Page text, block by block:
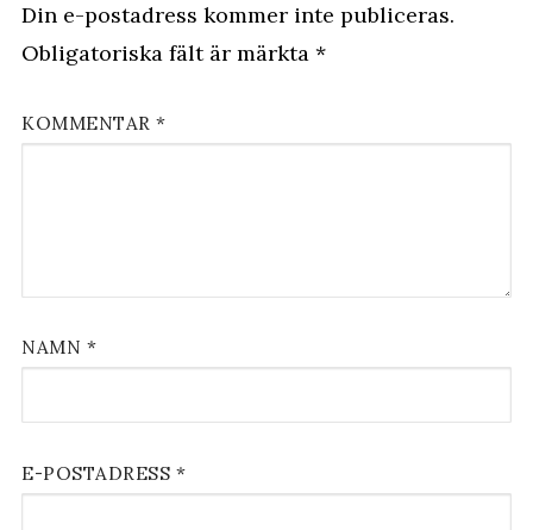
Din e-postadress kommer inte publiceras.
Obligatoriska fält är märkta *
KOMMENTAR *
NAMN *
E-POSTADRESS *